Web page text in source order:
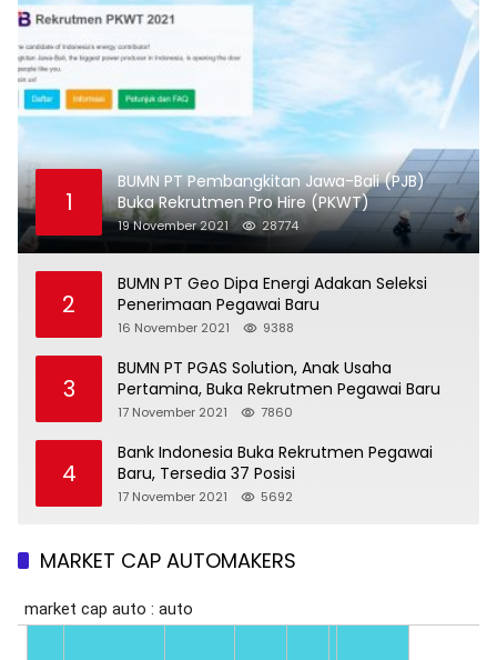
1
BUMN PT Pembangkitan Jawa-Bali (PJB)
Buka Rekrutmen Pro Hire (PKWT)
19 November 2021 28774
2
BUMN PT Geo Dipa Energi Adakan Seleksi
Penerimaan Pegawai Baru
16 November 2021 9388
3
BUMN PT PGAS Solution, Anak Usaha
Pertamina, Buka Rekrutmen Pegawai Baru
17 November 2021 7860
4
Bank Indonesia Buka Rekrutmen Pegawai
Baru, Tersedia 37 Posisi
17 November 2021 5692
MARKET CAP AUTOMAKERS